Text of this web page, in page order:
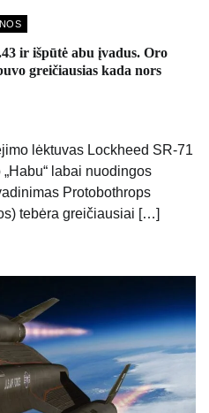
ir išpūtė abu įvadus. Oro
greičiausias kada nors
lėktuvas Lockheed SR-71
labai nuodingos
Protobothrops
tebėra greičiausiai […]